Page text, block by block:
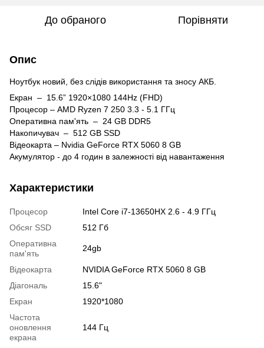
До обраного Порівняти
Опис
Ноутбук новий, без слідів використання та зносу АКБ.
Екран – 15.6” 1920×1080 144Hz (FHD)
Процесор – AMD Ryzen 7 250 3.3 - 5.1 ГГц
Оперативна пам'ять – 24 GB DDR5
Накопичувач – 512 GB SSD
Відеокарта – Nvidia GeForce RTX 5060 8 GB
Акумулятор - до 4 годин в залежності від навантаження
Характеристики
Процесор
Intel Core i7-13650HX 2.6 - 4.9 ГГц
Обсяг SSD
512 Гб
Оперативна
пам'ять
24gb
Відеокарта
NVIDIA GeForce RTX 5060 8 GB
Діагональ
15.6"
Екран
1920*1080
Частота
оновлення
екрана
144 Гц